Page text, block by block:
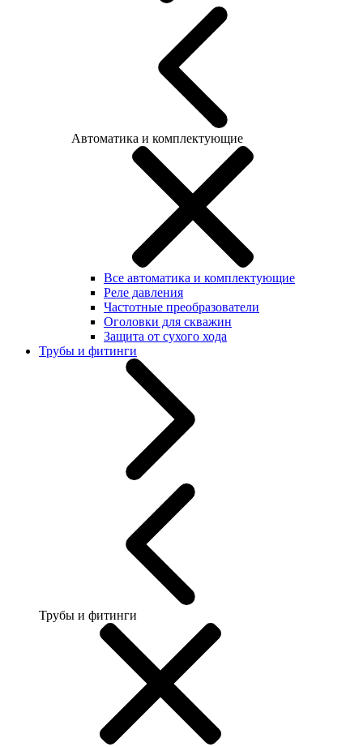
Автоматика и комплектующие
Все автоматика и комплектующие
Реле давления
Частотные преобразователи
Оголовки для скважин
Защита от сухого хода
Трубы и фитинги
Трубы и фитинги